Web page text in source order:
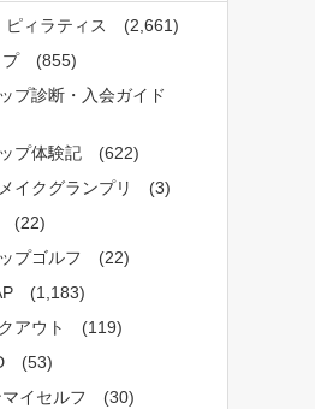
ピィラティス
(2,661)
(855)
プ診断・入会ガイド
プ体験記
(622)
イクグランプリ
(3)
(22)
プゴルフ
(22)
(1,183)
アウト
(119)
(53)
イセルフ
(30)